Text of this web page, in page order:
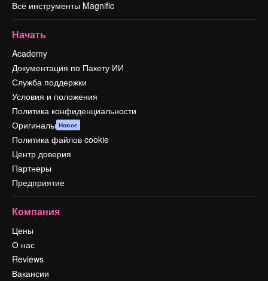
Все инструменты Magnific
Начать
Academy
Документация по Пакету ИИ
Служба поддержки
Условия и положения
Политика конфиденциальности
Оригиналы Новое
Политика файлов cookie
Центр доверия
Партнеры
Предприятие
Компания
Цены
О нас
Reviews
Вакансии